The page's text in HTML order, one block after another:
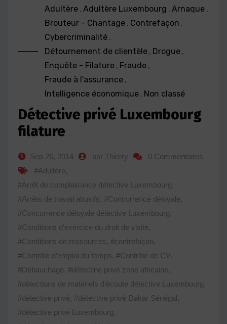
Adultère , Adultère Luxembourg , Arnaque ,
Brouteur - Chantage , Contrefaçon ,
Cybercriminalité ,
Détournement de clientèle , Drogue ,
Enquête - Filature , Fraude ,
Fraude à l'assurance ,
Intelligence économique , Non classé
Détective privé Luxembourg
filature
Sep 26, 2014 par Thierry
0 Commentaires
#Adultère,
#Arrêt de complaisance détective Luxembourg,
#Arrêts de travail abusifs, #Concurrence déloyale,
#Concurrence déloyale détective Luxembourg,
#Conditions d’exercice du droit de visite,
#Conditions de ressources, #contrefaçon,
#Contrôle d’emploi du temps, #Contrôle de CV,
#Débauchage, #détectine privé zone africaine,
#détections de matériels d’écoute détective Luxembourg,
#détective privé, #détective privé Dakar Sénégal,
#détective privé Luxembourg,